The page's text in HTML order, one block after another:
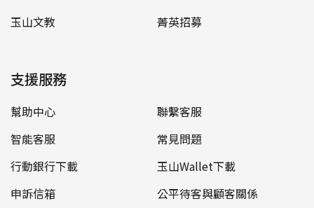
玉山文教
菁英招募
支援服務
幫助中心
聯繫客服
智能客服
常見問題
行動銀行下載
玉山Wallet下載
申訴信箱
公平待客與顧客關係